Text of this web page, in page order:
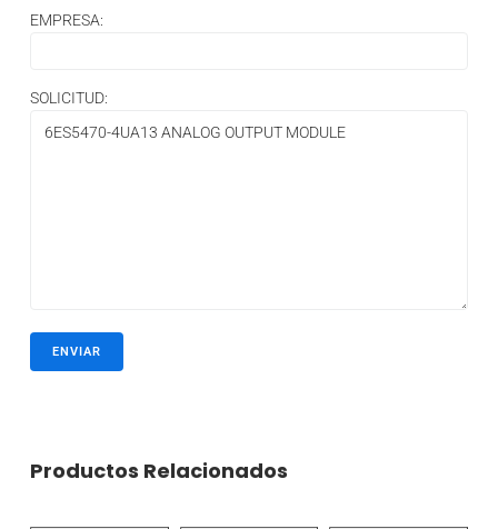
EMPRESA:
SOLICITUD:
Productos Relacionados